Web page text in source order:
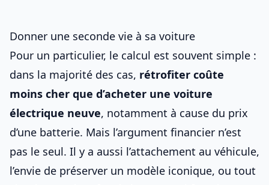
Donner une seconde vie à sa voiture
Pour un particulier, le calcul est souvent simple :
dans la majorité des cas, rétrofiter coûte
moins cher que d’acheter une voiture
électrique neuve, notamment à cause du prix
d’une batterie. Mais l’argument financier n’est
pas le seul. Il y a aussi l’attachement au véhicule,
l’envie de préserver un modèle iconique, ou tout